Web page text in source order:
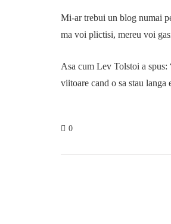
Mi-ar trebui un blog numai
ma voi plictisi, mereu voi
Asa cum Lev Tolstoi a spus:
viitoare cand o sa stau
0